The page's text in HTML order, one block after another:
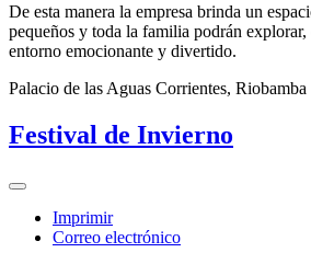
De esta manera la empresa brinda un
pequeños y toda la familia podrán explorar,
entorno emocionante y divertido.
Palacio de las Aguas Corrientes,
Festival de Invierno
Imprimir
Correo electrónico